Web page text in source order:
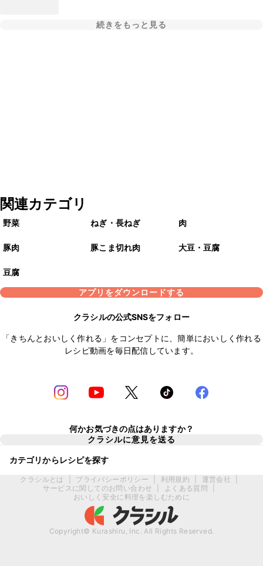
続きをもっと見る
関連カテゴリ
野菜 ねぎ・長ねぎ 肉
豚肉 豚こま切れ肉 大豆・豆腐
豆腐
アプリをダウンロードする
クラシルの公式SNSをフォロー
「きちんとおいしく作れる」をコンセプトに、簡単においしく作れる
レシピ動画を毎日配信しています。
何かお気づきの点はありますか？
クラシルに意見を送る
カテゴリからレシピを探す
クラシルとは プライバシーポリシー 利用規約 運営会社
サービスに関してのお問い合わせ
よくある質問
おいしく安全に料理を楽しむために
Copyright© Kurashiru, Inc. All Rights Reserved.